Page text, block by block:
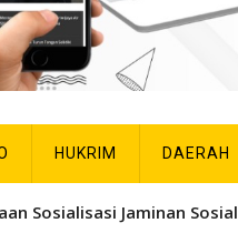
HUKRIM DAERAH
Sosialisasi Jaminan